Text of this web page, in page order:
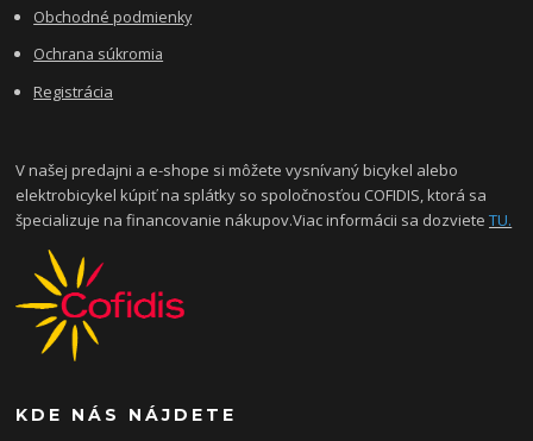
Obchodné podmienky
Ochrana súkromia
Registrácia
V našej predajni a e-shope si môžete vysnívaný bicykel alebo
elektrobicykel kúpiť na splátky so spoločnosťou COFIDIS, ktorá sa
špecializuje na financovanie nákupov.Viac informácii sa dozvieteTU.
KDE NÁS NÁJDETE